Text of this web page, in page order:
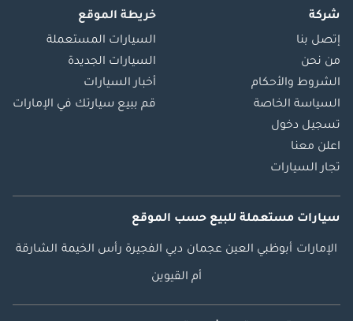
شركة
إتصل بنا
من نحن
الشروط والأحكام
السياسة الخاصة
تسجيل دخول
اعلن معنا
تجار السيارات
خريطة الموقع
السيارات المستعملة
السيارات الجديدة
أخبار السيارات
قم ببيع سيارتك في الإمارات
سيارات مستعملة للبيع حسب الموقع
الإمارات أبوظبي العين عجمان دبي الفجيرة رأس الخيمة الشارقة
أم القيوين